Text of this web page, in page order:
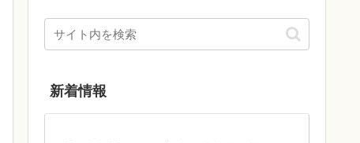
新着情報